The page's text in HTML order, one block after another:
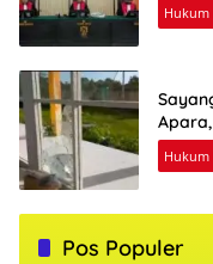
Hukum
Hukum
Pos Populer